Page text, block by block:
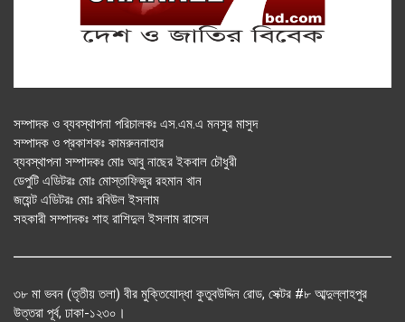
সম্পাদক ও ব্যবস্থাপনা পরিচালকঃ এস.এম.এ মনসুর মাসুদ
সম্পাদক ও প্রকাশকঃ কামরুননাহার
ব্যবস্থাপনা সম্পাদকঃ মোঃ আবু নাছের ইকবাল চৌধুরী
ডেপুটি এডিটরঃ মোঃ মোস্তাফিজুর রহমান খান
জয়েন্ট এডিটরঃ মোঃ রবিউল ইসলাম
সহকারী সম্পাদকঃ শাহ রাশিদুল ইসলাম রাসেল
৩৮ মা ভবন (তৃতীয় তলা) বীর মুক্তিযোদ্ধা কুতুবউদ্দিন রোড, সেক্টর #৮ আব্দুল্লাহপুর
উত্তরা পূর্ব, ঢাকা-১২৩০।